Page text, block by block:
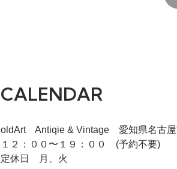
CALENDAR
oldArt Antiqie & Vintage 愛知県名古屋
１２：００〜１９：００ (予約不要)
定休日 月、火